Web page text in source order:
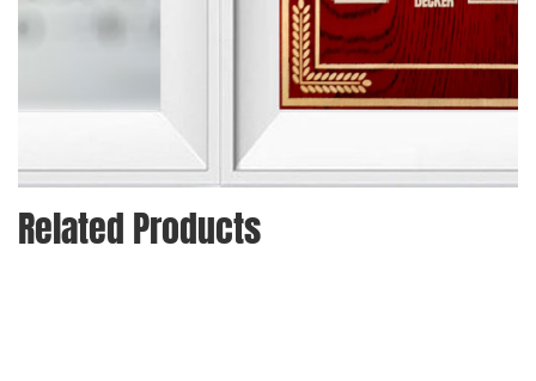
Related Products